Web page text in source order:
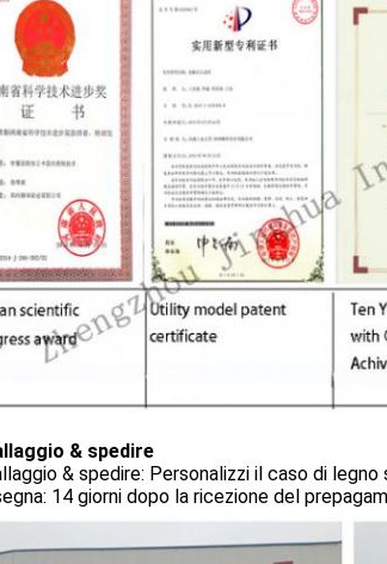
& spedire
& spedire: Personalizzi il caso di
14 giorni dopo la ricezione del